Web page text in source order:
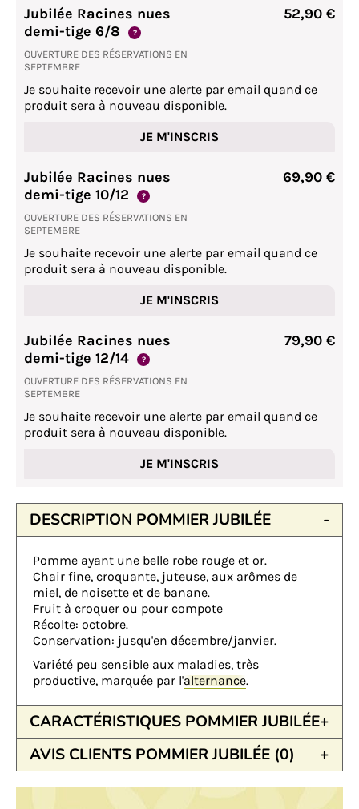
Jubilée Racines nues
demi-tige 6/8
?
OUVERTURE DES RÉSERVATIONS EN
SEPTEMBRE
52,90 €
Je souhaite recevoir une alerte par email quand ce
produit sera à nouveau disponible.
JE M'INSCRIS
Jubilée Racines nues
demi-tige 10/12
?
OUVERTURE DES RÉSERVATIONS EN
SEPTEMBRE
69,90 €
Je souhaite recevoir une alerte par email quand ce
produit sera à nouveau disponible.
JE M'INSCRIS
Jubilée Racines nues
demi-tige 12/14
?
OUVERTURE DES RÉSERVATIONS EN
SEPTEMBRE
79,90 €
Je souhaite recevoir une alerte par email quand ce
produit sera à nouveau disponible.
JE M'INSCRIS
DESCRIPTION POMMIER JUBILÉE
Pomme ayant une belle robe rouge et or.
Chair fine, croquante, juteuse, aux arômes de
miel, de noisette et de banane.
Fruit à croquer ou pour compote
Récolte: octobre.
Conservation: jusqu'en décembre/janvier.
Variété peu sensible aux maladies, très
productive, marquée par l'alternance.
CARACTÉRISTIQUES POMMIER JUBILÉE
AVIS CLIENTS POMMIER JUBILÉE (0)